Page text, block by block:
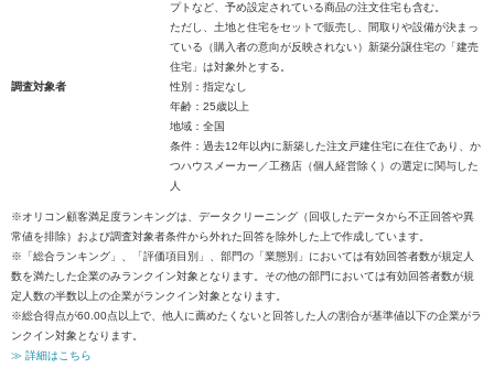
プトなど、予め設定されている商品の注文住宅も含む。
ただし、土地と住宅をセットで販売し、間取りや設備が決まっ
ている（購入者の意向が反映されない）新築分譲住宅の「建売
住宅」は対象外とする。
調査対象者
性別：指定なし
年齢：25歳以上
地域：全国
条件：過去12年以内に新築した注文戸建住宅に在住であり、か
つハウスメーカー／工務店（個人経営除く）の選定に関与した
人
※オリコン顧客満足度ランキングは、データクリーニング（回収したデータから不正回答や異
常値を排除）および調査対象者条件から外れた回答を除外した上で作成しています。
※「総合ランキング」、「評価項目別」、部門の「業態別」においては有効回答者数が規定人
数を満たした企業のみランクイン対象となります。その他の部門においては有効回答者数が規
定人数の半数以上の企業がランクイン対象となります。
※総合得点が60.00点以上で、他人に薦めたくないと回答した人の割合が基準値以下の企業がラ
ンクイン対象となります。
≫ 詳細はこちら